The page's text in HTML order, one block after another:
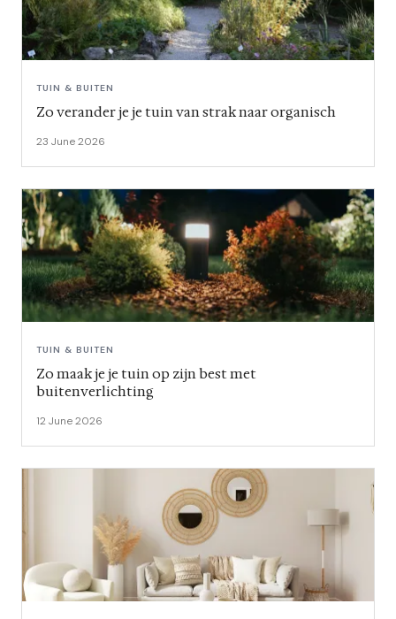
TUIN & BUITEN
Zo verander je je tuin van strak naar organisch
23 June 2026
TUIN & BUITEN
Zo maak je je tuin op zijn best met
buitenverlichting
12 June 2026